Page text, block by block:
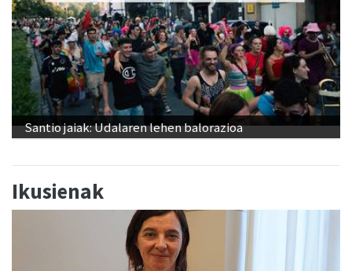
Santio jaiak: Udalaren lehen balorazioa
Ikusienak